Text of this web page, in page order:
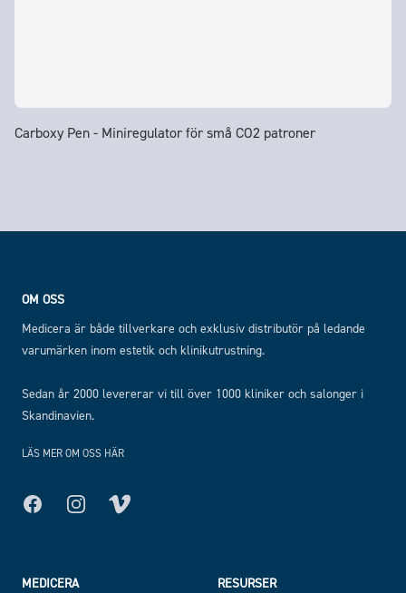
Carboxy Pen - Miniregulator för små CO2 patroner
OM OSS
Medicera är både tillverkare och exklusiv distributör på ledande
varumärken inom estetik och klinikutrustning.
Sedan år 2000 levererar vi till över 1000 kliniker och salonger i
Skandinavien.
LÄS MER OM OSS HÄR
FacebookInstagram
MEDICERA
RESURSER